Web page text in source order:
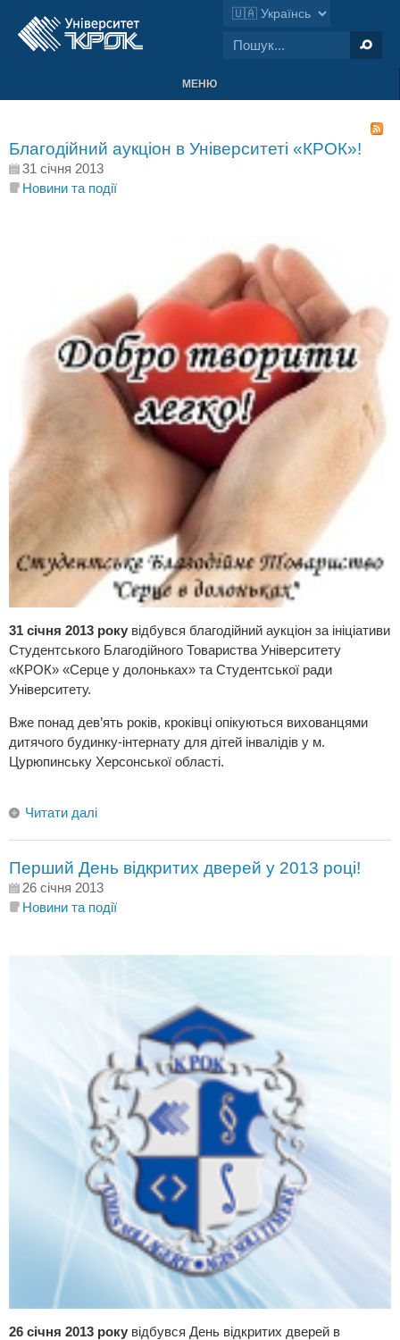
МЕНЮ
Благодійний аукціон в Університеті «КРОК»!
31 січня 2013
Новини та події
31 січня 2013 року відбувся благодійний аукціон за ініціативи
Студентського Благодійного Товариства Університету
«КРОК» «Серце у долоньках» та Студентської ради
Університету.
Вже понад дев’ять років, кроківці опікуються вихованцями
дитячого будинку-інтернату для дітей інвалідів у м.
Цурюпинську Херсонської області.
Читати далі
Перший День відкритих дверей у 2013 році!
26 січня 2013
Новини та події
26 січня 2013 року відбувся День відкритих дверей в